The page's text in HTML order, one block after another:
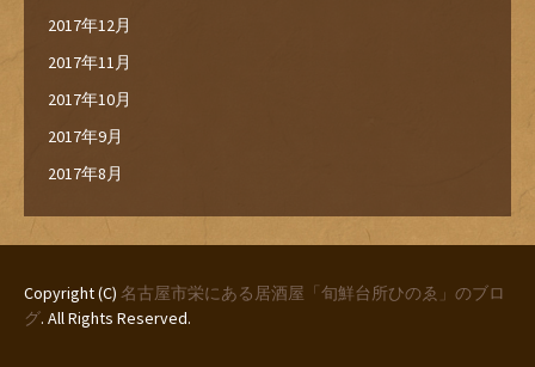
2017年12月
2017年11月
2017年10月
2017年9月
2017年8月
Copyright (C) 名古屋市栄にある居酒屋「旬鮮台所ひのゑ」のブロ
グ. All Rights Reserved.